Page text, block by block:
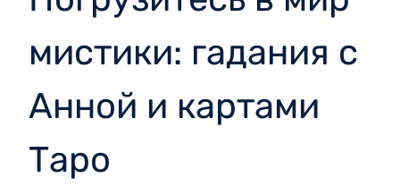
мистики: гадания с
Анной и картами
Таро